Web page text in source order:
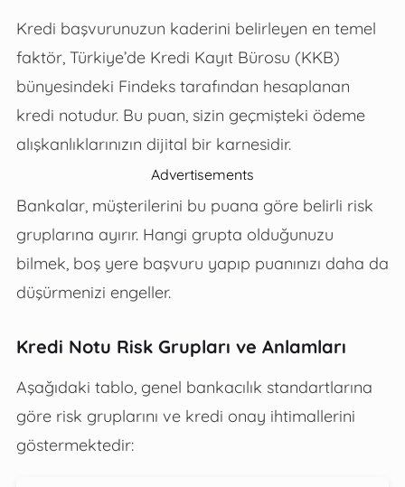
Kredi başvurunuzun kaderini belirleyen en temel
faktör, Türkiye’de Kredi Kayıt Bürosu (KKB)
bünyesindeki Findeks tarafından hesaplanan
kredi notudur. Bu puan, sizin geçmişteki ödeme
alışkanlıklarınızın dijital bir karnesidir.
Advertisements
Bankalar, müşterilerini bu puana göre belirli risk
gruplarına ayırır. Hangi grupta olduğunuzu
bilmek, boş yere başvuru yapıp puanınızı daha da
düşürmenizi engeller.
Kredi Notu Risk Grupları ve Anlamları
Aşağıdaki tablo, genel bankacılık standartlarına
göre risk gruplarını ve kredi onay ihtimallerini
göstermektedir: